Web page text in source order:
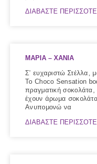
ΔΙΑΒΑΣΤΕ
ΜΑΡΙΑ – ΧΑΝΙΑ
Σ’ ευχαριστώ Στέλλα,
Το Choco Sensation
πραγματική
έχουν άρωμα
Ανυπομονώ να
ΔΙΑΒΑΣΤΕ